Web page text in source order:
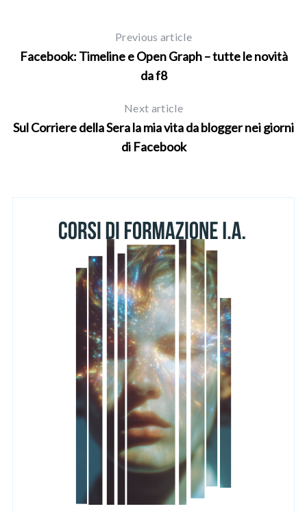
Previous article
Facebook: Timeline e Open Graph – tutte le novità
da f8
Next article
Sul Corriere della Sera la mia vita da blogger nei giorni
di Facebook